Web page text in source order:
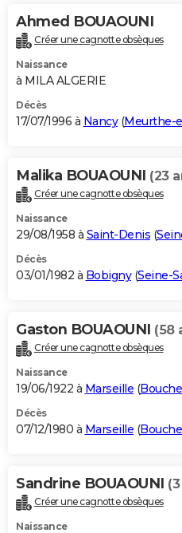
Ahmed BOUAOUNI
Créer une cagnotte obsèques
Naissance
à MILA ALGERIE
Décès
17/07/1996 à Nancy(Meurthe-
Malika BOUAOUNI (23
Créer une cagnotte obsèques
Naissance
29/08/1958 à Saint-Denis (
Décès
03/01/1982 à Bobigny(Seine-
Gaston BOUAOUNI (58
Créer une cagnotte obsèques
Naissance
19/06/1922 à Marseille (
Décès
07/12/1980 à Marseille (
Sandrine BOUAOUNI
Créer une cagnotte obsèques
Naissance